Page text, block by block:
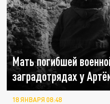
Мать погибшей
заградотрядах у
18 ЯНВАРЯ 08:48